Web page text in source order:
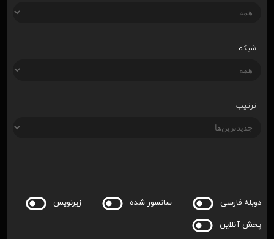
شبکه
ترتیب
دوبله فارسی سانسور شده
زیرنویس
پخش آنلاین